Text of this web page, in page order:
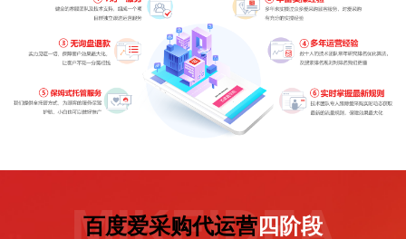
百度爱采购代运营四阶段